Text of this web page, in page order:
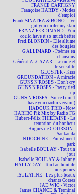
FRANCE CARTIGNY
Françoise HARDY - Modes
d'emploi
Frank SINATRA & BONO - I've
got you under my skin
FRANZ FERDINAND - You
could have it so much better
Fred BLONDIN - Elle allume
des bougies
GALLIMARD - Poèmes en
chansons
Général ALCAZAR - Le rude et
le sensible
GLOSTER - Kiss
GROUNDATION - A miracle
GUNS N'ROSES - Don't cry
GUNS N'ROSES - Pretty tied
up
GUNS N'ROSES - Since I don't
have you (radio version)
HADOUK TRIO - Now
HARIBO Pik Mix by Radio FG
Hubert-Félix THIÉFAINE - La
tentation du bonheur
Hugues de COURSON -
Sankanda
INDOCHINE - Punishment
park
Isabelle BOULAY - Tout un
jour
Isabelle BOULAY & Johnny
HALLYDAY - Tout au bout de
nos peines
ISULATINE - Les plus beaux
chants Corses
JAD WIO - Victor
James CHANCE & Terminal